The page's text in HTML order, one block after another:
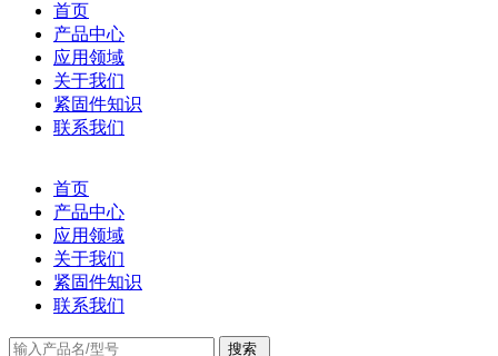
首页
产品中心
应用领域
关于我们
紧固件知识
联系我们
首页
产品中心
应用领域
关于我们
紧固件知识
联系我们